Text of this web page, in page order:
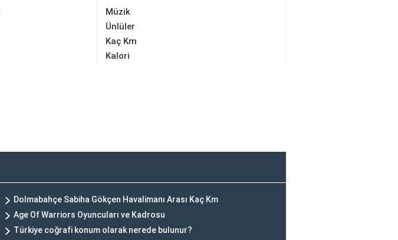
Müzik
Ünlüler
Kaç Km
Kalori
Dolmabahçe Sabiha Gökçen Havalimanı Arası Kaç Km
Age Of Warriors Oyuncuları ve Kadrosu
Türkiye coğrafi konum olarak nerede bulunur?